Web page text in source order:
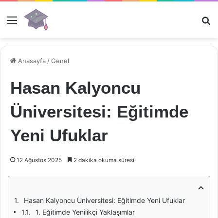
Menü
Anasayfa /Genel
Hasan Kalyoncu
Üniversitesi: Eğitimde
Yeni Ufuklar
12 Ağustos 2025 2 dakika okuma süresi
Hasan Kalyoncu Üniversitesi: Eğitimde Yeni Ufuklar
1. Eğitimde Yenilikçi Yaklaşımlar